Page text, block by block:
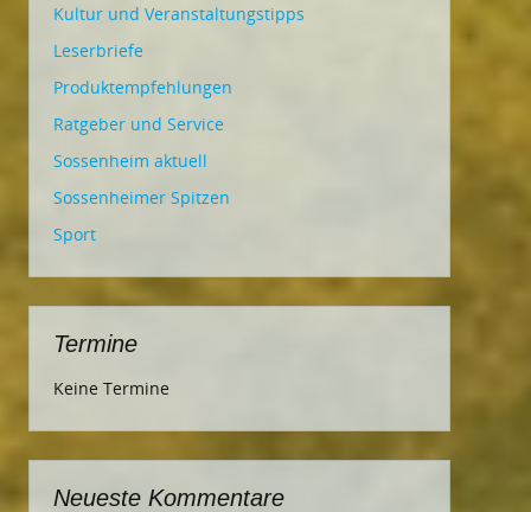
Kultur und Veranstaltungstipps
Leserbriefe
Produktempfehlungen
Ratgeber und Service
Sossenheim aktuell
Sossenheimer Spitzen
Sport
Termine
Keine Termine
Neueste Kommentare